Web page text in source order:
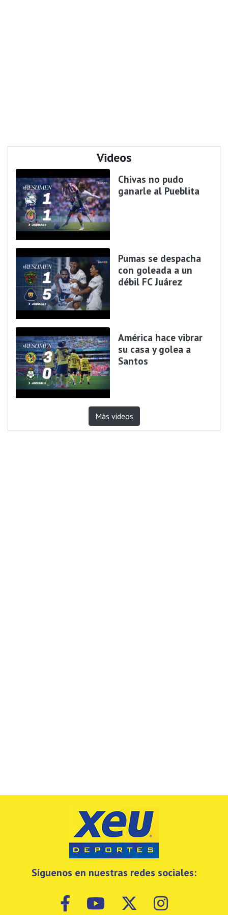
Videos
Chivas no pudo
ganarle al Pueblita
Pumas se despacha
con goleada a un
débil FC Juárez
América hace vibrar
su casa y golea a
Santos
Más videos
Síguenos en nuestras redes sociales: